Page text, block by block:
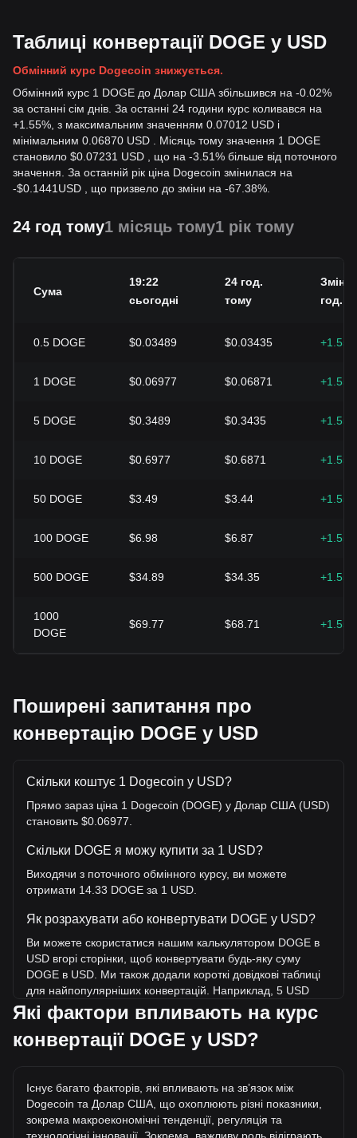
Таблиці конвертації DOGE у USD
Обмінний курс Dogecoin знижується.
Обмінний курс 1 DOGE до Долар США збільшився на -0.02%
за останні сім днів. За останні 24 години курс коливався на
+1.55%, з максимальним значенням 0.07012 USD і
мінімальним 0.06870 USD . Місяць тому значення 1 DOGE
становило $0.07231 USD , що на -3.51% більше від поточного
значення. За останній рік ціна Dogecoin змінилася на
-$0.1441 USD , що призвело до зміни на -67.38%.
24 год тому1 місяць тому1 рік тому
Сума
19:22
сьогодні
24 год.
тому
Зміна
год.
0.5 DOGE $0.03489 $0.03435
1 DOGE $0.06977 $0.06871
5 DOGE $0.3489 $0.3435
10 DOGE $0.6977 $0.6871
50 DOGE $3.49 $3.44
100 DOGE $6.98 $6.87
500 DOGE $34.89 $34.35
1000
DOGE
$69.77 $68.71
Поширені запитання про
конвертацію DOGE у USD
Скільки коштує 1 Dogecoin у USD?
Прямо зараз ціна 1 Dogecoin (DOGE) у Долар США (USD)
становить $0.06977.
Скільки DOGE я можу купити за 1 USD?
Виходячи з поточного обмінного курсу, ви можете
отримати 14.33 DOGE за 1 USD.
Як розрахувати або конвертувати DOGE у USD?
Ви можете скористатися нашим калькулятором DOGE в
USD вгорі сторінки, щоб конвертувати будь-яку суму
DOGE в USD. Ми також додали короткі довідкові таблиці
для найпопулярніших конвертацій. Наприклад, 5 USD
еквівалентні 71.66 DOGE, а 5 DOGE коштуватимуть
близько 0.3489USD.
Яка найвища ціна DOGE/USD в історії?
$0.7376. Ще невідомо, чи перевищить вартість 1 DOGE у
USD поточний історичний максимум.
Які фактори впливають на курс
конвертації DOGE у USD?
Існує багато факторів, які впливають на звʼязок між
Dogecoin та Долар США, що охоплюють різні показники,
зокрема макроекономічні тенденції, регуляція та